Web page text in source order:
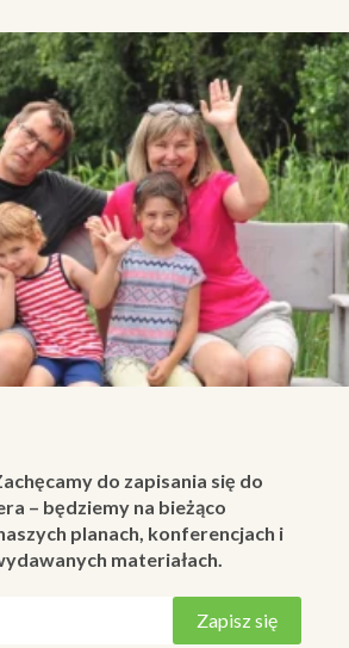
do zapisania się do
– będziemy na bieżąco
planach, konferencjach i
materiałach.